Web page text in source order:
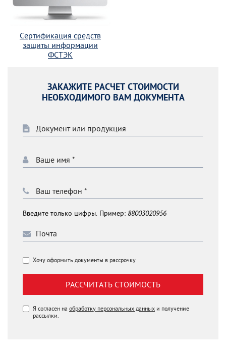
Сертификация средств
защиты информации
ФСТЭК
ЗАКАЖИТЕ РАСЧЕТ СТОИМОСТИ
НЕОБХОДИМОГО ВАМ ДОКУМЕНТА
Введите только цифры. Пример: 88003020956
Хочу оформить документы в рассрочку
РАССЧИТАТЬ СТОИМОСТЬ
Я согласен на обработку персональных данных и получение
рассылки.